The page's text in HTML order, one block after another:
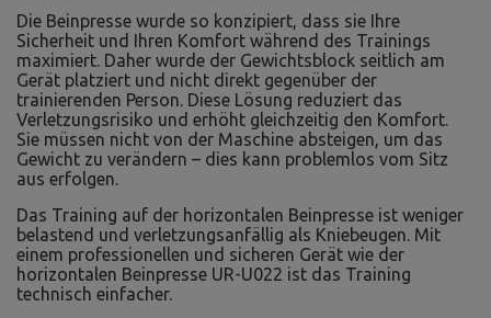
Die Beinpresse wurde so konzipiert, dass sie Ihre
Sicherheit und Ihren Komfort während des Trainings
maximiert. Daher wurde der Gewichtsblock seitlich am
Gerät platziert und nicht direkt gegenüber der
trainierenden Person. Diese Lösung reduziert das
Verletzungsrisiko und erhöht gleichzeitig den Komfort.
Sie müssen nicht von der Maschine absteigen, um das
Gewicht zu verändern – dies kann problemlos vom Sitz
aus erfolgen.
Das Training auf der horizontalen Beinpresse ist weniger
belastend und verletzungsanfällig als Kniebeugen. Mit
einem professionellen und sicheren Gerät wie der
horizontalen Beinpresse UR-U022 ist das Training
technisch einfacher.